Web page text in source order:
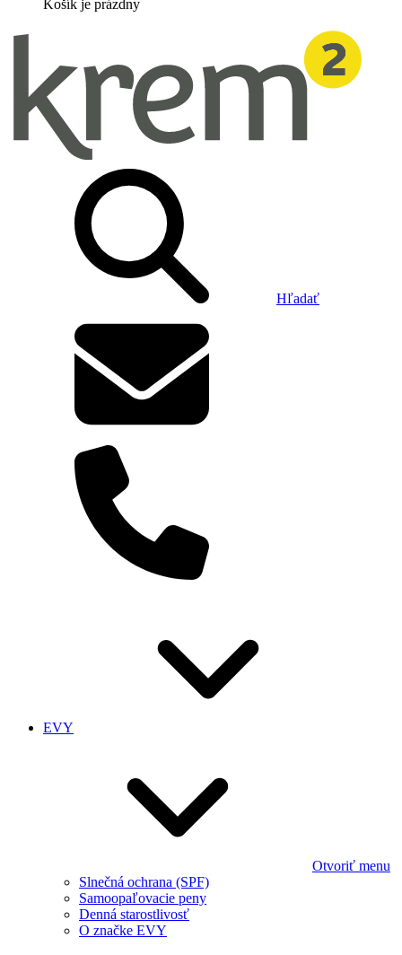
Košík je prázdny
Hľadať
EVY
Otvoriť menu
Slnečná ochrana (SPF)
Samoopaľovacie peny
Denná starostlivosť
O značke EVY